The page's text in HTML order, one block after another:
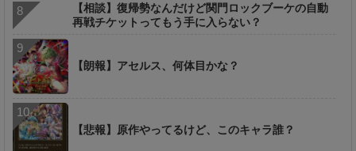
【相談】復帰勢なんだけど関門ロックブーケの自動
再戦チケットってもう手に入らない？
【朗報】アセルス、何体目かな？
【悲報】原作やってるけど、このキャラ誰？